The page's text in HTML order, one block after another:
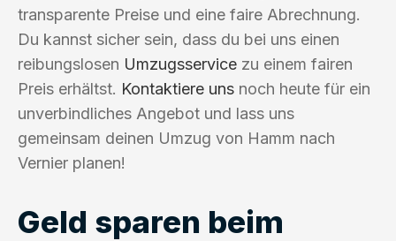
transparente Preise und eine faire Abrechnung.
Du kannst sicher sein, dass du bei uns einen
reibungslosen Umzugsservice zu einem fairen
Preis erhältst. Kontaktiere uns noch heute für ein
unverbindliches Angebot und lass uns
gemeinsam deinen Umzug von Hamm nach
Vernier planen!
Geld sparen beim